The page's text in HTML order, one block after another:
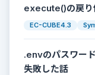
execute()の戻り
EC-CUBE4.3
.envのパスワー
失敗した話